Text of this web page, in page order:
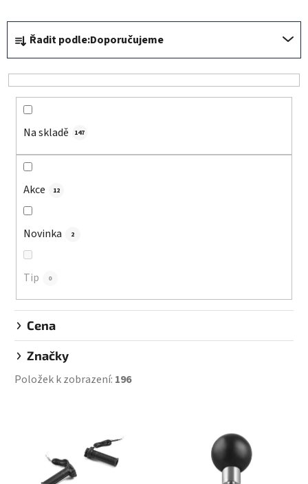
Ř
a
z
e
Řadit podle:Doporučujeme
Na skladě 147
Akce 12
Novinka 2
Tip 0
Cena
Značky
Položek k zobrazení: 196